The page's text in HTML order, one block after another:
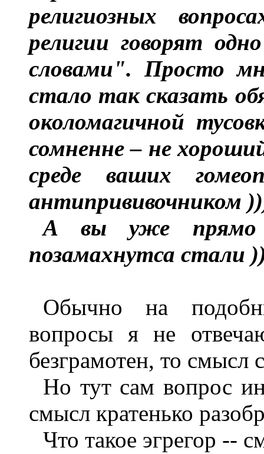
религиозных
религии говорят
словами". Просто
стало так сказать
околомагичной
сомненне – не
среде ваших
антипрививочником
А вы уже прямо
позамахнутса стали
Обычно на
вопросы я не
безграмотен, то смысл
Но тут сам вопрос
смысл кратенько
Что такое эгрегор --